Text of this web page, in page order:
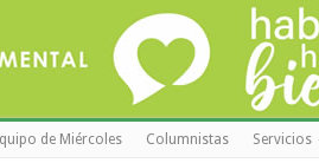
de Miércoles Columnistas Servicios